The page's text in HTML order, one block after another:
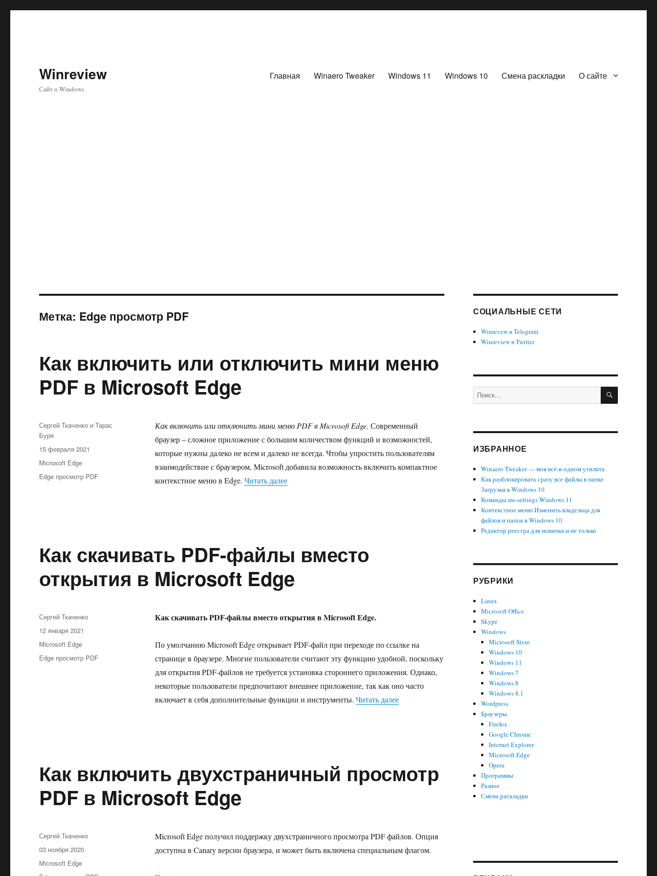
Winreview
Сайт о Windows
Главная Winaero Tweaker Windows 11 Windows 10 Смена раскладки О сайте
Метка: Edge просмотр PDF
Как включить или отключить мини меню
PDF в Microsoft Edge
Как включить или отключить мини меню PDF в Microsoft Edge. Современный
браузер – сложное приложение с большим количеством функций и возможностей,
которые нужны далеко не всем и далеко не всегда. Чтобы упростить пользователям
взаимодействие с браузером, Microsoft добавила возможность включить компактное
контекстное меню в Edge. Читать далее«Как включить или отключить мини меню PDF в Microsoft Edge»
Автор
Сергей Ткаченко и Тарас
Буря
Опубликовано
15 февраля 2021
Рубрики
Microsoft Edge
Метки
Edge просмотр PDF
Как скачивать PDF-файлы вместо
открытия в Microsoft Edge
Как скачивать PDF-файлы вместо открытия в Microsoft Edge.
По умолчанию Microsoft Edge открывает PDF-файл при переходе по ссылке на
странице в браузере. Многие пользователи считают эту функцию удобной, поскольку
для открытия PDF-файлов не требуется установка стороннего приложения. Однако,
некоторые пользователи предпочитают внешнее приложение, так как оно часто
включает в себя дополнительные функции и инструменты. Читать далее«Как скачивать PDF-файлы вместо открытия в Microsoft Edge»
Автор
Сергей Ткаченко
Опубликовано
12 января 2021
Рубрики
Microsoft Edge
Метки
Edge просмотр PDF
Как включить двухстраничный просмотр
PDF в Microsoft Edge
Microsoft Edge получил поддержку двухстраничного просмотра PDF файлов. Опция
доступна в Canary версии браузера, и может быть включена специальным флагом.
Автор
Сергей Ткаченко
Опубликовано
03 ноября 2020
Рубрики
Microsoft Edge
СОЦИАЛЬНЫЕ СЕТИ
Winrevew в Telegram
Winreview в Twitter
Искать: ПОИСК
ИЗБРАННОЕ
Winaero Tweaker — моя всё-в-одном утилита
Как разблокировать сразу все файлы в папке
Загрузки в Windows 10
Команды ms-settings Windows 11
Контекстное меню Изменить владельца для
файлов и папок в Windows 10
Редактор реестра для новичка и не только
РУБРИКИ
Linux
Microsoft Office
Skype
Windows
Microsoft Store
Windows 10
Windows 11
Windows 7
Windows 8
Windows 8.1
Wordpress
Браузеры
Firefox
Google Chrome
Internet Explorer
Microsoft Edge
Opera
Программы
Разное
Смена раскладки